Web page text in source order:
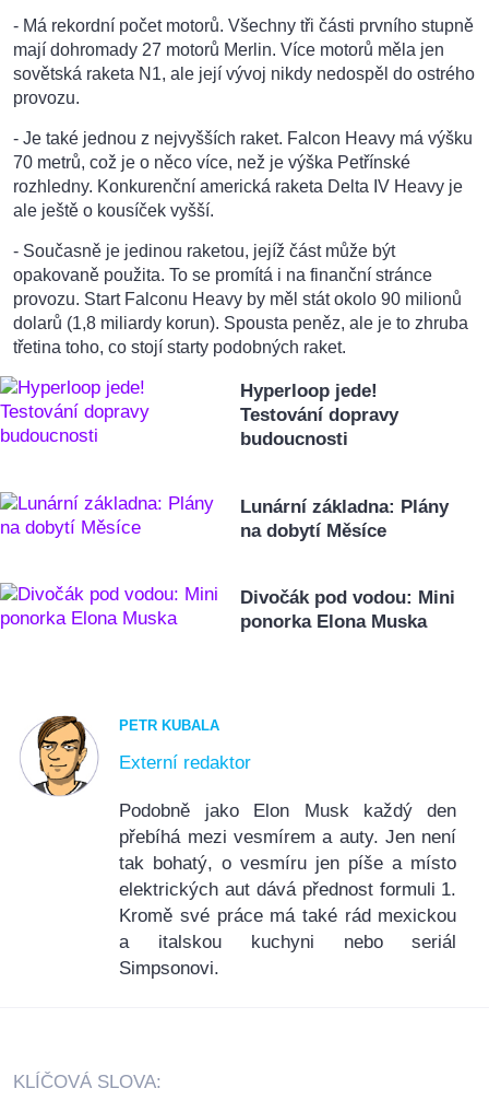
- Má rekordní počet motorů. Všechny tři části prvního stupně
mají dohromady 27 motorů Merlin. Více motorů měla jen
sovětská raketa N1, ale její vývoj nikdy nedospěl do ostrého
provozu.
- Je také jednou z nejvyšších raket. Falcon Heavy má výšku
70 metrů, což je o něco více, než je výška Petřínské
rozhledny. Konkurenční americká raketa Delta IV Heavy je
ale ještě o kousíček vyšší.
- Současně je jedinou raketou, jejíž část může být
opakovaně použita. To se promítá i na finanční stránce
provozu. Start Falconu Heavy by měl stát okolo 90 milionů
dolarů (1,8 miliardy korun). Spousta peněz, ale je to zhruba
třetina toho, co stojí starty podobných raket.
Hyperloop jede!
Testování dopravy
budoucnosti
Lunární základna: Plány
na dobytí Měsíce
Divočák pod vodou: Mini
ponorka Elona Muska
PETR KUBALA
Externí redaktor
Podobně jako Elon Musk každý den
přebíhá mezi vesmírem a auty. Jen není
tak bohatý, o vesmíru jen píše a místo
elektrických aut dává přednost formuli 1.
Kromě své práce má také rád mexickou
a italskou kuchyni nebo seriál
Simpsonovi.
KLÍČOVÁ SLOVA: